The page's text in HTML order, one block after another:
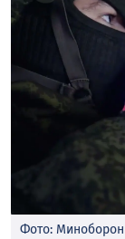
Фото: